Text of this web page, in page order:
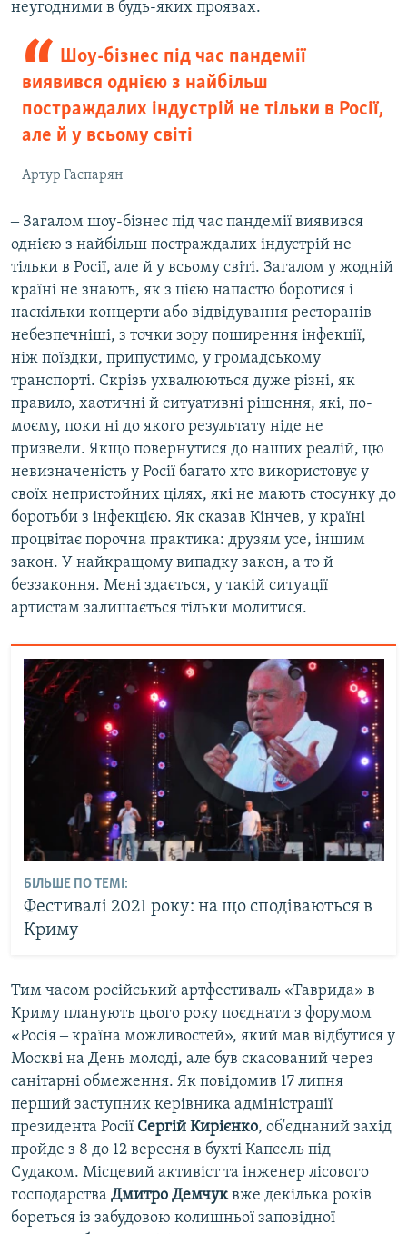
неугодними в будь-яких проявах.
Шоу-бізнес під час пандемії
виявився однією з найбільш
постраждалих індустрій не тільки в Росії,
але й у всьому світі
Артур Гаспарян
‒ Загалом шоу-бізнес під час пандемії виявився
однією з найбільш постраждалих індустрій не
тільки в Росії, але й у всьому світі. Загалом у жодній
країні не знають, як з цією напастю боротися і
наскільки концерти або відвідування ресторанів
небезпечніші, з точки зору поширення інфекції,
ніж поїздки, припустимо, у громадському
транспорті. Скрізь ухвалюються дуже різні, як
правило, хаотичні й ситуативні рішення, які, по-
моєму, поки ні до якого результату ніде не
призвели. Якщо повернутися до наших реалій, цю
невизначеність у Росії багато хто використовує у
своїх непристойних цілях, які не мають стосунку до
боротьби з інфекцією. Як сказав Кінчев, у країні
процвітає порочна практика: друзям усе, іншим
закон. У найкращому випадку закон, а то й
беззаконня. Мені здається, у такій ситуації
артистам залишається тільки молитися.
БІЛЬШЕ ПО ТЕМІ:
Фестивалі 2021 року: на що сподіваються в
Криму
Тим часом російський артфестиваль «Таврида» в
Криму планують цього року поєднати з форумом
«Росія ‒ країна можливостей», який мав відбутися у
Москві на День молоді, але був скасований через
санітарні обмеження. Як повідомив 17 липня
перший заступник керівника адміністрації
президента Росії Сергій Кирієнко, об'єднаний захід
пройде з 8 до 12 вересня в бухті Капсель під
Судаком. Місцевий активіст та інженер лісового
господарства Дмитро Демчуквже декілька років
бореться із забудовою колишньої заповідної